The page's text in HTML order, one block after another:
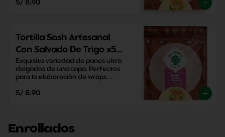
S/ 8.90
Tortilla Sash Artesanal
Con Salvado De Trigo x5
und
Exquisita variedad de panes ultra
delgados de una capa. Perfectos
para la elaboración de wraps,
S/ 8.90
Enrollados